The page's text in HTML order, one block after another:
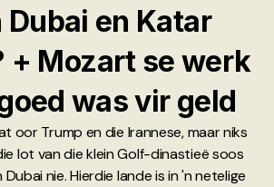
Dubai en Katar
+ Mozart se werk
was vir geld
oor Trump en die Irannese, maar niks
lot van die klein Golf-dinastieë soos
Dubai nie. Hierdie lande is in 'n netelige